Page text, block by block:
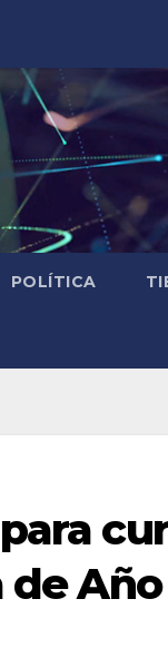
POLÍTICA